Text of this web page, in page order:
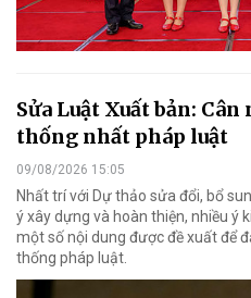
Sửa Luật Xuất bản:
thống nhất pháp luật
09/08/2026 15:05
Nhất trí với Dự thảo sửa đổi, bổ
ý xây dựng và hoàn thiện, nhiều ý
một số nội dung được đề xuất để
thống pháp luật.